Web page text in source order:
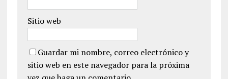
Sitio web
Guardar mi nombre, correo electrónico y
sitio web en este navegador para la próxima